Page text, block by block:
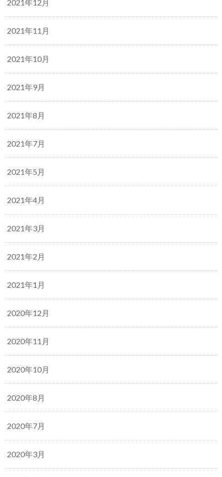
2021年12月
2021年11月
2021年10月
2021年9月
2021年8月
2021年7月
2021年5月
2021年4月
2021年3月
2021年2月
2021年1月
2020年12月
2020年11月
2020年10月
2020年8月
2020年7月
2020年3月